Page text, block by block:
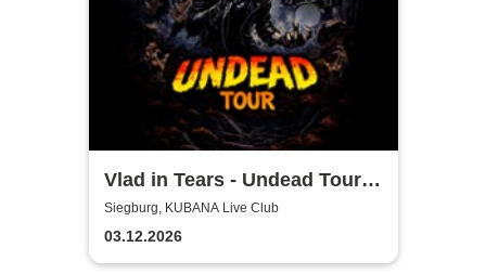
Vlad in Tears - Undead Tour
2026
Siegburg, KUBANA Live Club
03.12.2026